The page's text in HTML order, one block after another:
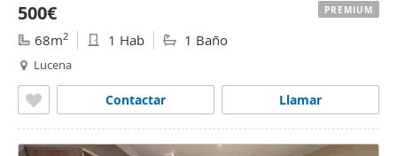
500€
68m2 1 Hab 1 Baño
Lucena
Llamar
Contactar
PREMIUM